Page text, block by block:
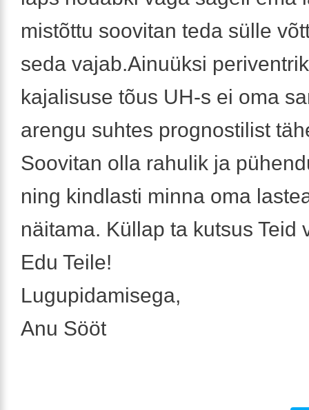
mistõttu soovitan teda sülle
seda vajab.Ainuüksi
kajalisuse tõus UH-s ei oma
arengu suhtes prognostilist
Soovitan olla rahulik ja
ning kindlasti minna oma
näitama. Küllap ta kutsus Teid
Edu Teile!
Lugupidamisega,
Anu Sööt